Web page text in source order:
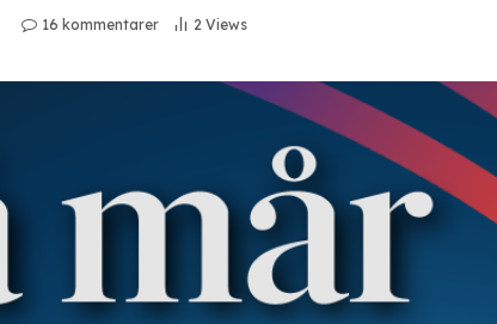
16 kommentarer 2 Views